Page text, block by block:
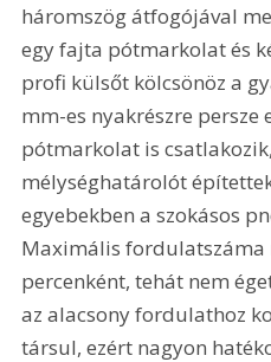
háromszög átfogójával
egy fajta pótmarkolat és
profi külsőt kölcsönöz a
mm-es nyakrészre persze
pótmarkolat is
mélységhatárolót
egyebekben a szokásos
Maximális fordulatszáma
percenként, tehát nem
az alacsony fordulathoz
társul, ezért nagyon